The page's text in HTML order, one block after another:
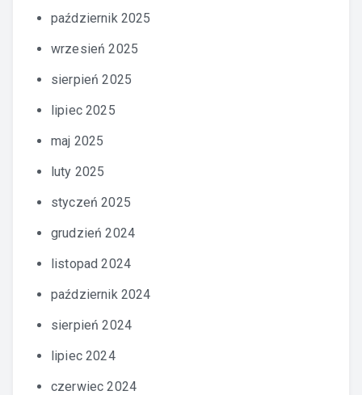
październik 2025
wrzesień 2025
sierpień 2025
lipiec 2025
maj 2025
luty 2025
styczeń 2025
grudzień 2024
listopad 2024
październik 2024
sierpień 2024
lipiec 2024
czerwiec 2024